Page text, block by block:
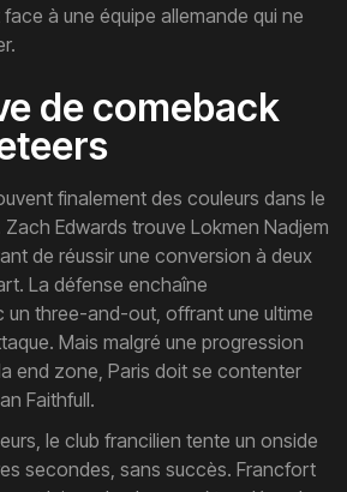
à une équipe allemande qui ne
de comeback
finalement des couleurs dans le
Edwards trouve Lokmen Nadjem
de réussir une conversion à deux
La défense enchaîne
un three-and-out, offrant une ultime
Mais malgré une progression
end zone, Paris doit se contenter
Faithfull.
le club francilien tente un onside
secondes, sans succès. Francfort